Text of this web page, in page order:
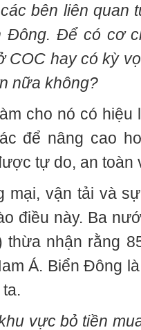
bên liên quan
Đông. Để có cơ
COC hay có kỳ
nữa không?
cho nó có
để nâng cao
tự do, an toàn
mại, vận tải và
điều này. Ba
thừa nhận rằng
Á. Biển Đông
vực bỏ tiền